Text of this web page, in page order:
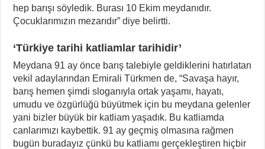
hep barışı söyledik. Burası 10 Ekim meydanıdır.
Çocuklarımızın mezarıdır” diye belirtti.
‘Türkiye tarihi katliamlar tarihidir’
Meydana 91 ay önce barış talebiyle geldiklerini hatırlatan
vekil adaylarından Emirali Türkmen de, “Savaşa hayır,
barış hemen şimdi sloganıyla ortak yaşamı, hayatı,
umudu ve özgürlüğü büyütmek için bu meydana gelenler
yani bizler büyük bir katliam yaşadık. Bu katliamda
canlarımızı kaybettik. 91 ay geçmiş olmasına rağmen
bugün buradayız çünkü bu katliamı gerçekleştiren hiçbir